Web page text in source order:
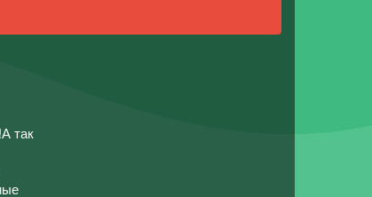
так